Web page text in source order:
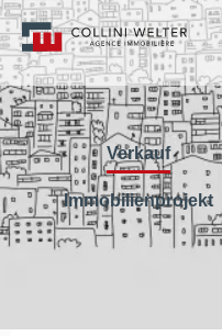
Verkauf
Immobilienprojekt